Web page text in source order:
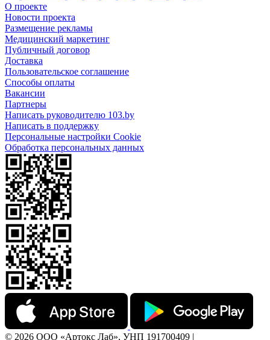
О проекте
Новости проекта
Размещение рекламы
Медицинский маркетинг
Публичный договор
Доставка
Пользовательское соглашение
Способы оплаты
Вакансии
Партнеры
Написать руководителю 103.by
Написать в поддержку
Персональные настройки Cookie
Обработка персональных данных
© 2026 ООО «Артокс Лаб», УНП 191700409 |